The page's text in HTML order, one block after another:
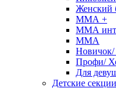
Женский
ММА +
ММА
ММА
Профи/
Для
Детские секции